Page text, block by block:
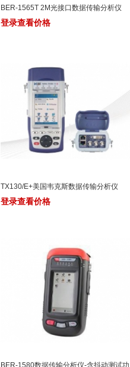
BER-1565T 2M光接口数据传输分析仪
登录查看价格
TX130/E+美国韦克斯数据传输分析仪
登录查看价格
BER-1580数据传输分析仪-含抖动测试功